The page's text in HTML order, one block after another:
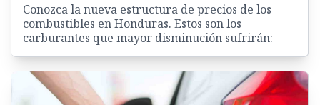
Conozca la nueva estructura de precios de los
combustibles en Honduras. Estos son los
carburantes que mayor disminución sufrirán: